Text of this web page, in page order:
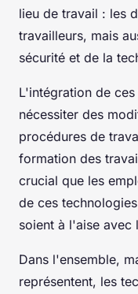
lieu de travail : les
travailleurs, mais
sécurité et de la
L'intégration de
nécessiter des
procédures de
formation des
crucial que les
de ces
soient à l'aise avec
Dans l'ensemble,
représentent, les